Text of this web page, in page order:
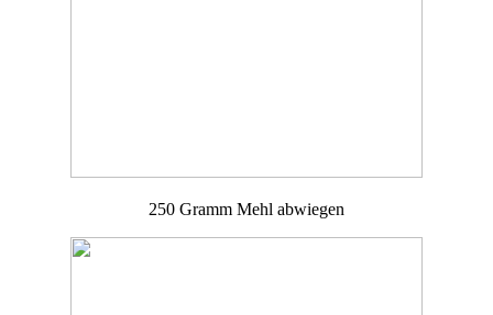
250 Gramm Mehl abwiegen